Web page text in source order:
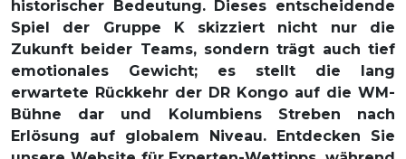
historischer Bedeutung. Dieses entscheidende
Spiel der Gruppe K skizziert nicht nur die
Zukunft beider Teams, sondern trägt auch tief
emotionales Gewicht; es stellt die lang
erwartete Rückkehr der DR Kongo auf die WM-
Bühne dar und Kolumbiens Streben nach
Erlösung auf globalem Niveau. Entdecken Sie